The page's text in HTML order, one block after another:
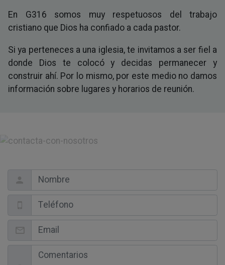
En G316 somos muy respetuosos del trabajo
cristiano que Dios ha confiado a cada pastor.
Si ya perteneces a una iglesia, te invitamos a ser fiel a
donde Dios te colocó y decidas permanecer y
construir ahí. Por lo mismo, por este medio no damos
información sobre lugares y horarios de reunión.